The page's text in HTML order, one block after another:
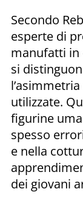
Secondo
esperte di
manufatti in
si
utilizzate.
figurine
spesso
e nella
dei giovani